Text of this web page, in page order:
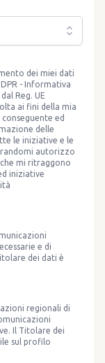
dei miei dati
- Informativa
Reg. UE
ai fini della mia
ed
delle
le iniziative e le
autorizzo
mi ritraggono
iniziative
e di
dei dati è
regionali di
Il Titolare dei
sul profilo